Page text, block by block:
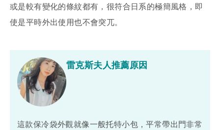
或是較有變化的條紋都有，很符合日系的極簡風格，即
使是平時外出使用也不會突兀。
雷克斯夫人推薦原因
這款保冷袋外觀就像一般托特小包，平常帶出門非常